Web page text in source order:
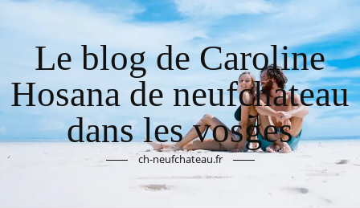
Le blog de Caroline
Hosana de neufchateau
dans les vosges
ch-neufchateau.fr